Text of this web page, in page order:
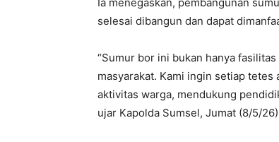
Ia menegaskan, pembangunan
selesai dibangun dan dapat
“Sumur bor ini bukan hanya
masyarakat. Kami ingin setiap
aktivitas warga, mendukung
ujar Kapolda Sumsel, Jumat (8/5/